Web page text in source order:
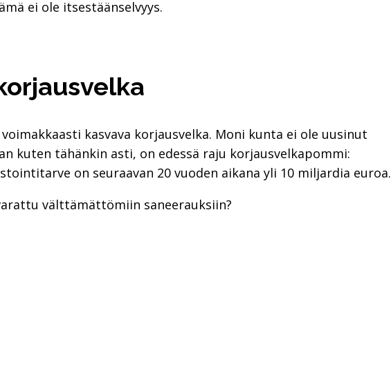
ei ole itsestäänselvyys.
kasvava korjausvelka. Moni kunta ei ole uusinut
kuten tähänkin asti, on edessä raju korjausvelkapommi:
on seuraavan 20 vuoden aikana yli 10 miljardia euroa.
välttämättömiin saneerauksiin?